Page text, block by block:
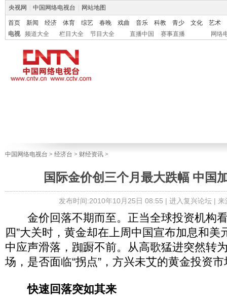
央视网 中国网络电视台 网站地图
首页 新闻 经济 体育 综艺 春晚 戏曲 音乐 科教 青少 文化
艺术
电视
频道大全 栏目大全 节目大全 直播中国 赛事直播 网络
中国网络电视台 > 经济台 > 财经资讯 >
国际金价创三个月最大跌幅 中国
发布时间:2010年10月25日 08:55 | 进入复兴论坛| 来
金价回落不期而至。正当全球投资机构看
四”大关时，黄金却在上周中国宣布加息和美
中应声滑落，踟蹰不前。从高歌猛进突然转
场，是否面临“拐点”，方兴未艾的黄金投资
快速回落突如其来